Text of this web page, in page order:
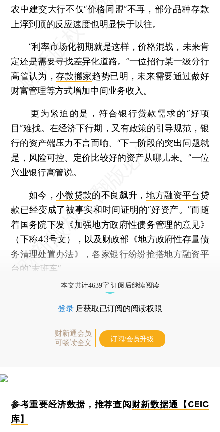
农中建交大行不仅“价格同盟”不再，部分品种存款
上浮到顶的反应速度也明显快于以往。
“利率市场化初期就是这样，价格混战，未来肯
定还是需要寻找差异化道路。”一位招行某一级分行
高管认为，存款搬家趋势已明，未来需要通过做好
财富管理等方式增加中间业务收入。
更为紧迫的是，符合银行贷款需求的“好项
目”难找。在经济下行期，又有政策的引导规范，银
行的资产端压力不言而喻。“下一阶段的突出问题就
是，风险可控、定价比较好的资产从哪儿来。”一位
兴业银行高管说。
如今，小微贷款的不良飙升， 地方融资平台贷
款已经变成了被事实和时间证明的“好资产。”而随
着国务院下发《加强地方政府性债务管理的意见》
（下称43号文），以及财政部《地方政府性存量债
务清理处置办法》，各家银行纷纷抢搭地方融资平
台的“末班车”。
本文共计4639字 订阅后继续阅读
登录 后获取已订阅的阅读权限
财新通会员
可畅读全文
订阅/会员升级
参考重要经济数据，推荐查阅 财新数据通【CEIC
库】